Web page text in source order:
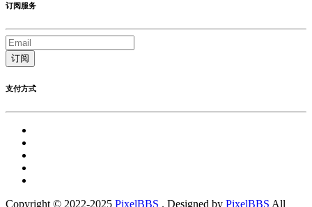
订阅服务
订阅
支付方式
Copyright © 2022-2025 PixelBBS . Designed by PixelBBS All